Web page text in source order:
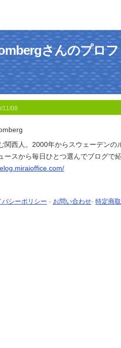
さんのプロ
11/08
関西人。2000年からスウェーデンの
ースから毎日ひとつ選んでブログで
バシーポリシー - お問い合わせ- 特定商